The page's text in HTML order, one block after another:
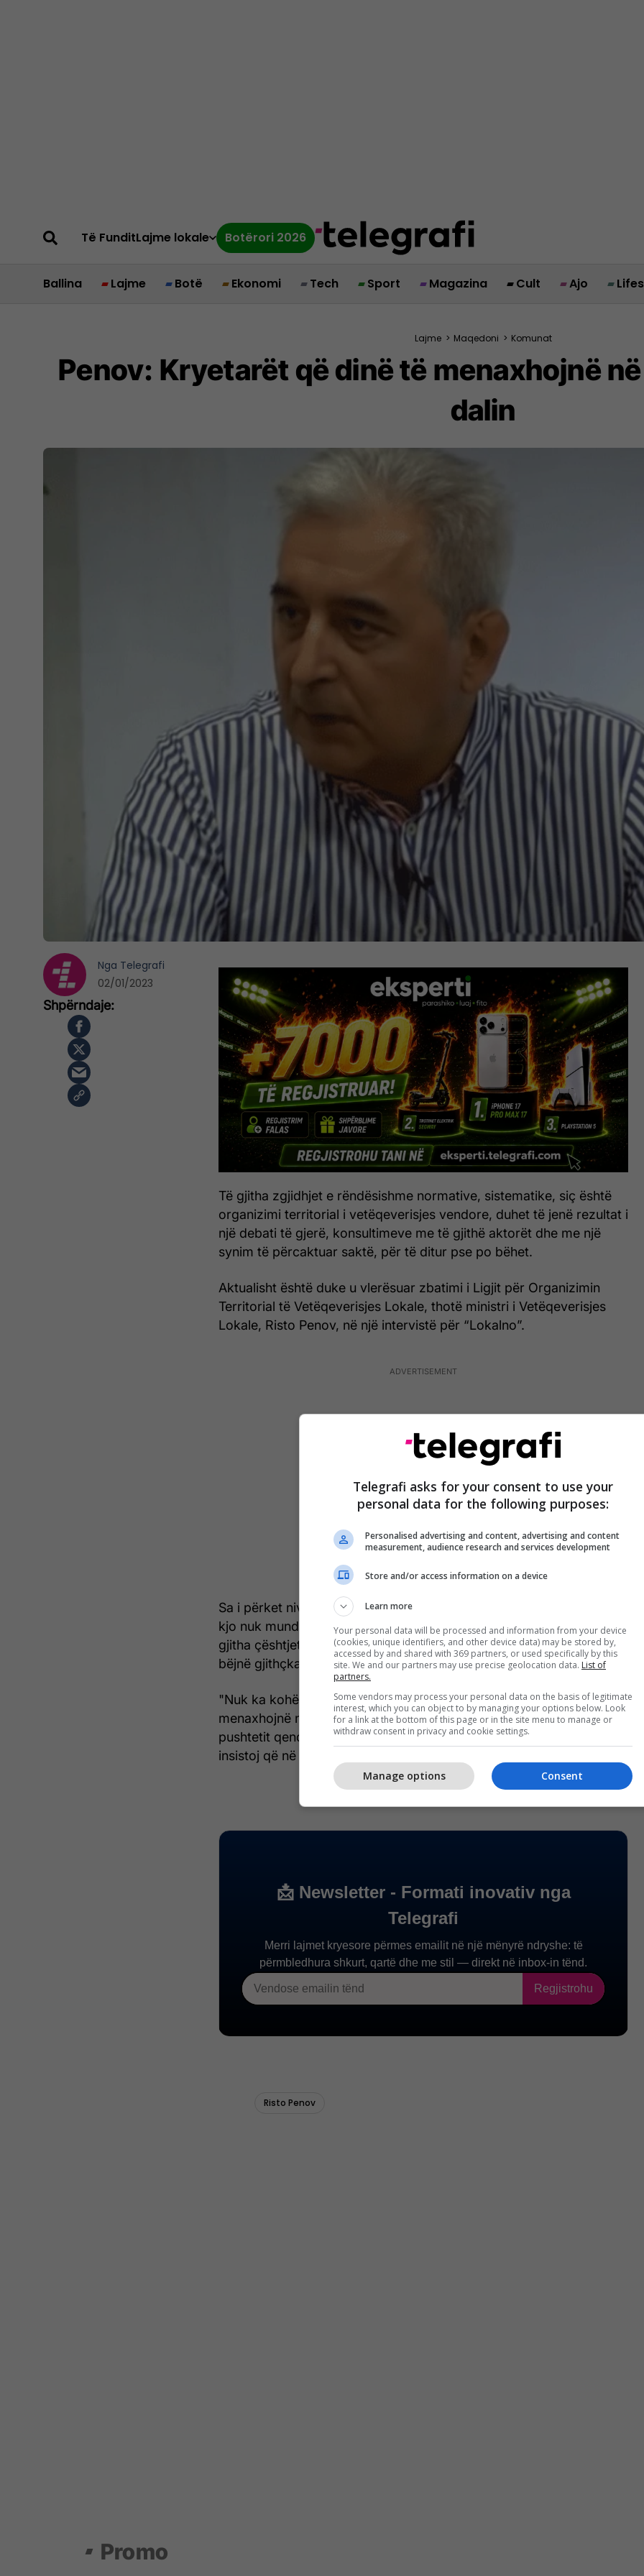
Të FunditLajme lokale Botërori 2026
Ballina Lajme Botë Ekonomi Tech Sport Magazina Cult Ajo
Lajme > Maqedoni > Komunat
Penov: Kryetarët që dinë të menaxhojnë
dalin
Të gjitha zgjidhjet e rëndësishme normative, sistematike, siç është
organizimi territorial i vetëqeverisjes vendore, duhet të jenë rezultat i
një debati të gjerë, konsultimeve me të gjithë aktorët dhe me një
synim të përcaktuar saktë, për të ditur pse po bëhet.
Aktualisht është duke u vlerësuar zbatimi i Ligjit për Organizimin
Territorial të Vetëqeverisjes Lokale, thotë ministri i Vetëqeverisjes
Lokale, Risto Penov, në një intervistë për “Lokalno”.
Sa i përket nivelit të ulët të decentralizimit fiskal, Penov vlerëson se
kjo nuk mund të jetë një masë e njëhershme që do t’i zgjidhë të
gjitha çështjet si me shkop magjik, duke shtuar se komunat duhet të
bëjnë gjithçka që kanë në duar për të ulur kostot.
"Nuk ka kohë për të zhvendosur përgjegjësinë. Ata që dinë të
menaxhojnë në kushte krize do të kenë sukses. Dhe komunikimi mes
pushtetit qendror dhe atij vendor është një domosdoshmëri dhe unë
insistoj që në ditën e parë të mandatit tim, thekson Ministri.
Nga Telegrafi
02/01/2023
Telegrafi asks for your consent to use your
personal data for the following purposes:
Personalised advertising and content, advertising and content
measurement, audience research and services development
Store and/or access information on a device
Learn more
Your personal data will be processed and information from your device
(cookies, unique identifiers, and other device data) may be stored by,
accessed by and shared with 369 partners, or used specifically by this
site. We and our partners may use precise geolocation data. List of
partners.
Some vendors may process your personal data on the basis of legitimate
interest, which you can object to by managing your options below. Look
for a link at the bottom of this page or in the site menu to manage or
withdraw consent in privacy and cookie settings.
Consent
Manage options